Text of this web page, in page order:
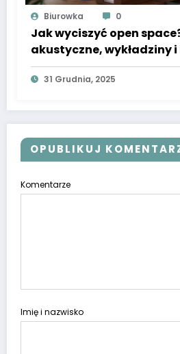
Biurowka 0
Jak wyciszyć open
akustyczne, wykładziny
triki
31 Grudnia, 2025
OPUBLIKUJ
Komentarze
Imię i nazwisko